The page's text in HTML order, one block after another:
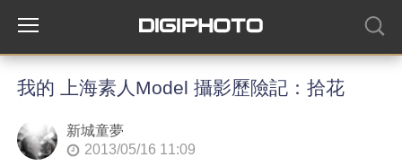
我的 上海素人Model 攝影歷險記：拾花
新城童夢
2013/05/16 11:09